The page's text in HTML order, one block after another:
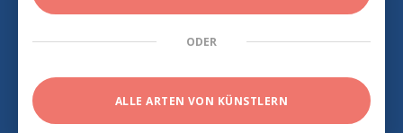
ODER
ALLE ARTEN VON KÜNSTLERN